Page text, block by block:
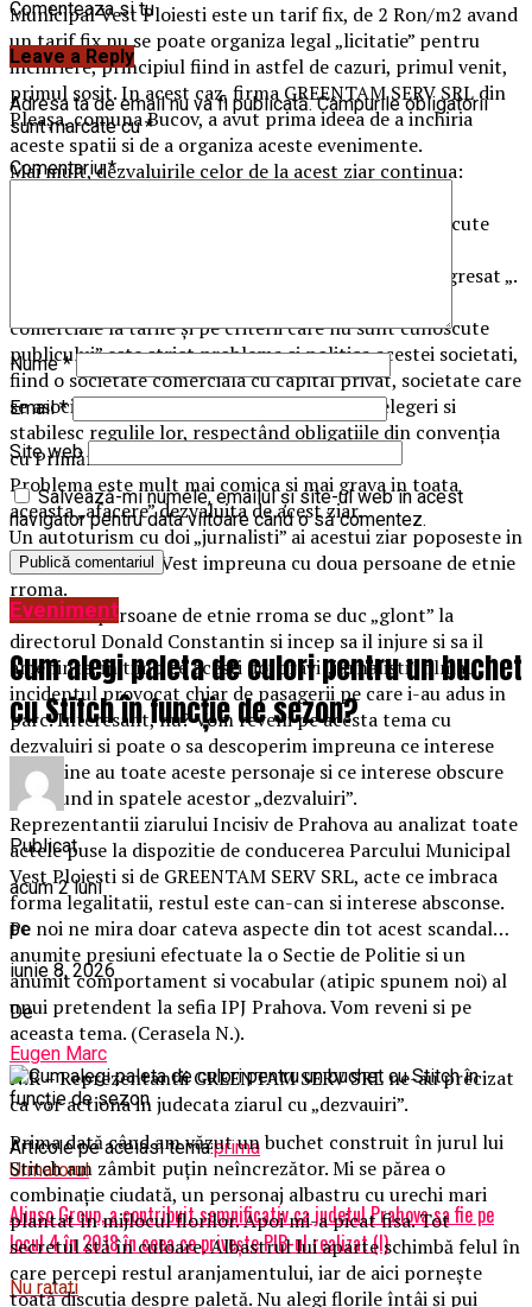
Municipal Vest Ploiesti este un tarif fix, de 2 Ron/m2 avand
un tarif fix nu se poate organiza legal „licitatie” pentru
inchiriere, principiul fiind in astfel de cazuri, primul venit,
primul sosit. In acest caz, firma GREENTAM SERV SRL din
Pleașa, comuna Bucov, a avut prima ideea de a inchiria
aceste spatii si de a organiza aceste evenimente.
Mai mult, dezvaluirile celor de la acest ziar continua:
comerciale la tarife și pe criterii care nu sunt cunoscute
protestând ieri la Parcul Vest, unul dintre ei fiind agresat „.
comerciale la tarife și pe criterii care nu sunt cunoscute
publicului” este strict problema si politica acestei societati,
fiind o societate comerciala cu capital privat, societate care
se asociază cu cine doreste in baza unor înțelegeri si
stabilesc regulile lor, respectând obligațiile din convenția
cu Primăria.
Problema este mult mai comica si mai grava in toata
aceasta „afacere” dezvaluita de acest ziar.
Un autoturism cu doi „jurnalisti” ai acestui ziar poposeste in
Parcul Municipal Vest impreuna cu doua persoane de etnie
rroma.
Cele doua persoane de etnie rroma se duc „glont” la
directorul Donald Constantin si incep sa il injure si sa il
ameninte, in timp ce acesti doi bravi „jurnalisti” filmau
incidentul provocat chiar de pasagerii pe care i-au adus in
parc. Interesant, nu? Vom reveni pe acesta tema cu
dezvaluiri si poate o sa descoperim impreuna ce interese
meschine au toate aceste personaje si ce interese obscure
se ascund in spatele acestor „dezvaluiri”.
Reprezentantii ziarului Incisiv de Prahova au analizat toate
actele puse la dispozitie de conducerea Parcului Municipal
Vest Ploiesti si de GREENTAM SERV SRL, acte ce imbraca
forma legalitatii, restul este can-can si interese absconse.
Pe noi ne mira doar cateva aspecte din tot acest scandal…
anumite presiuni efectuate la o Sectie de Politie si un
anumit comportament si vocabular (atipic spunem noi) al
unui pretendent la sefia IPJ Prahova. Vom reveni si pe
aceasta tema. (Cerasela N.).
N.R – Reprezentantii GREENTAM SERV SRL ne-au precizat
ca vor actiona in judecata ziarul cu „dezvauiri”.
Articole pe aceiasi tema:prima
Urmatorul
Alinso Group, a contribuit semnificativ ca judetul Prahova sa fie pe
locul 4 în 2018 în ceea ce privește PIB-ul realizat (I)
Nu ratati
Comenteaza si tu
Leave a Reply
Adresa ta de email nu va fi publicată. Câmpurile obligatorii
sunt marcate cu*
Comentariu*
Nume*
Email*
Site web
Salvează-mi numele, emailul și site-ul web în acest
navigator pentru data viitoare când o să comentez.
Eveniment
Cum alegi paleta de culori pentru un buchet
cu Stitch în funcție de sezon?
Publicat
acum 2 luni
pe
iunie 8, 2026
De
Eugen Marc
Prima dată când am văzut un buchet construit în jurul lui
Stitch am zâmbit puțin neîncrezător. Mi se părea o
combinație ciudată, un personaj albastru cu urechi mari
plantat în mijlocul florilor. Apoi mi-a picat fisa. Tot
secretul stă în culoare. Albastrul lui aparte schimbă felul în
care percepi restul aranjamentului, iar de aici pornește
toată discuția despre paletă. Nu alegi florile întâi și pui